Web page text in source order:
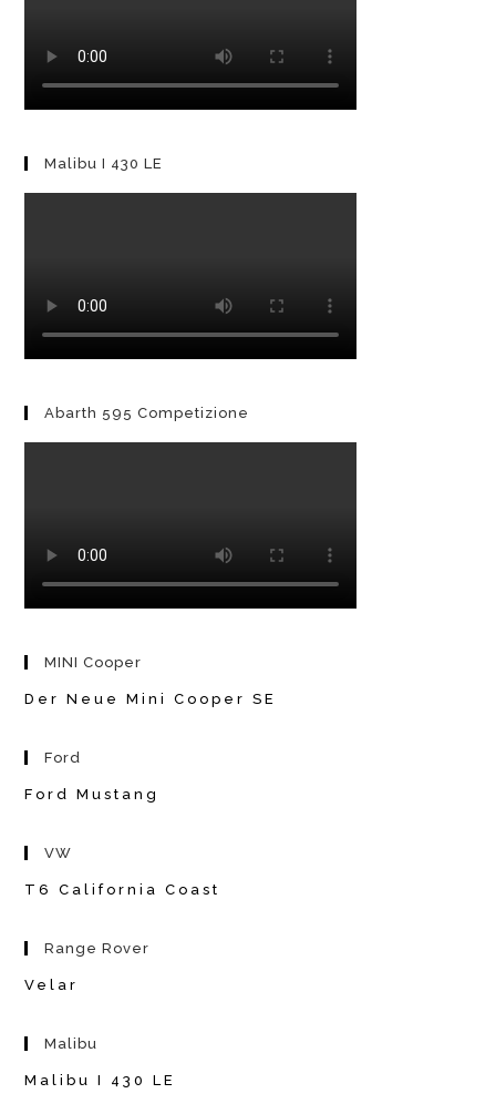
Malibu I 430 LE
Abarth 595 Competizione
MINI Cooper
Der Neue Mini Cooper SE
Ford
Ford Mustang
VW
T6 California Coast
Range Rover
Velar
Malibu
Malibu I 430 LE